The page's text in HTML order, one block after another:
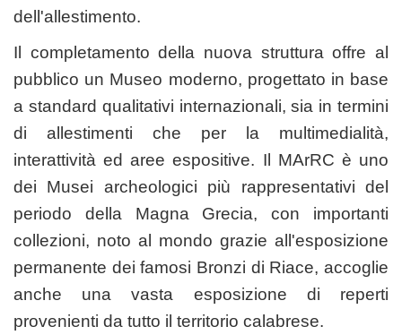
dell'allestimento.
Il completamento della nuova struttura offre al
pubblico un Museo moderno, progettato in base
a standard qualitativi internazionali, sia in termini
di allestimenti che per la multimedialità,
interattività ed aree espositive. Il MArRC è uno
dei Musei archeologici più rappresentativi del
periodo della Magna Grecia, con importanti
collezioni, noto al mondo grazie all'esposizione
permanente dei famosi Bronzi di Riace, accoglie
anche una vasta esposizione di reperti
provenienti da tutto il territorio calabrese.